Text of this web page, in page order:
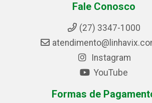
Fale Conosco
(27) 3347-1000
Instagram
YouTube
Formas de